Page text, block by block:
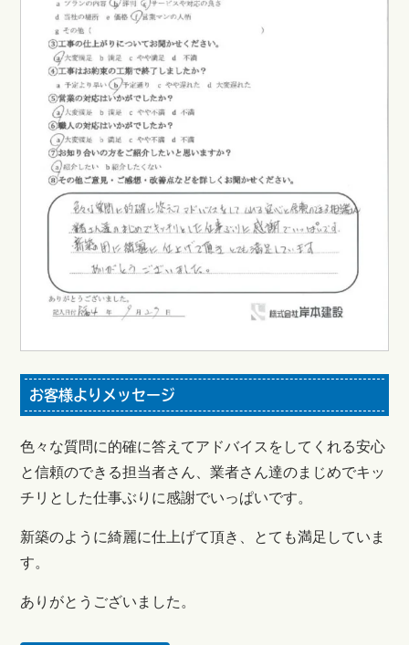
お客様よりメッセージ
色々な質問に的確に答えてアドバイスをしてくれる安心
と信頼のできる担当者さん、業者さん達のまじめでキッ
チリとした仕事ぶりに感謝でいっぱいです。
新築のように綺麗に仕上げて頂き、とても満足していま
す。
ありがとうございました。